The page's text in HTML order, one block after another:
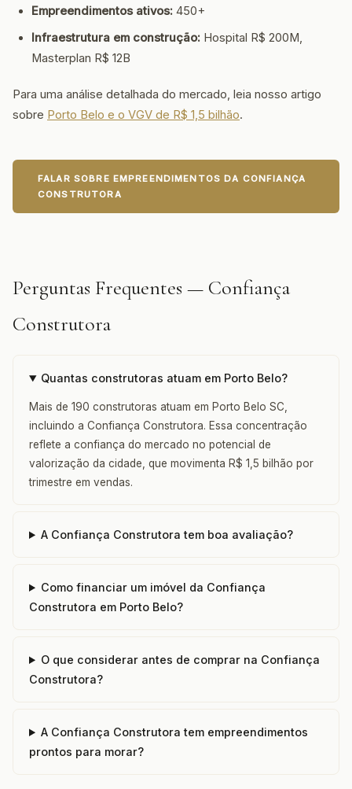
Empreendimentos ativos: 450+
Infraestrutura em construção: Hospital R$ 200M,
Masterplan R$ 12B
Para uma análise detalhada do mercado, leia nosso artigo
sobre Porto Belo e o VGV de R$ 1,5 bilhão.
FALAR SOBRE EMPREENDIMENTOS DA CONFIANÇA
CONSTRUTORA
Perguntas Frequentes — Confiança
Construtora
Quantas construtoras atuam em Porto Belo?
Mais de 190 construtoras atuam em Porto Belo SC,
incluindo a Confiança Construtora. Essa concentração
reflete a confiança do mercado no potencial de
valorização da cidade, que movimenta R$ 1,5 bilhão por
trimestre em vendas.
A Confiança Construtora tem boa avaliação?
Como financiar um imóvel da Confiança
Construtora em Porto Belo?
O que considerar antes de comprar na Confiança
Construtora?
A Confiança Construtora tem empreendimentos
prontos para morar?